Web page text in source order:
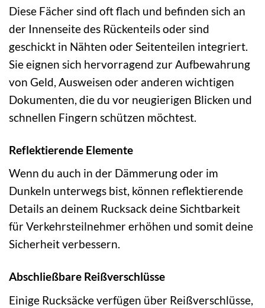
Diese Fächer sind oft flach und befinden sich an
der Innenseite des Rückenteils oder sind
geschickt in Nähten oder Seitenteilen integriert.
Sie eignen sich hervorragend zur Aufbewahrung
von Geld, Ausweisen oder anderen wichtigen
Dokumenten, die du vor neugierigen Blicken und
schnellen Fingern schützen möchtest.
Reflektierende Elemente
Wenn du auch in der Dämmerung oder im
Dunkeln unterwegs bist, können reflektierende
Details an deinem Rucksack deine Sichtbarkeit
für Verkehrsteilnehmer erhöhen und somit deine
Sicherheit verbessern.
Abschließbare Reißverschlüsse
Einige Rucksäcke verfügen über Reißverschlüsse,